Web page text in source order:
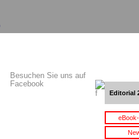
Besuchen Sie uns auf
Facebook
Editorial